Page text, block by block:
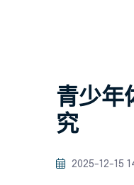
青少年
究
2025-12-15